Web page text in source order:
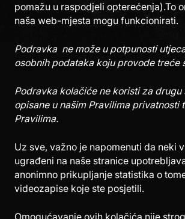
pomažu u raspodjeli opterećenja).To
naša web-mjesta mogu funkcionirati.
Podravka ne može u potpunosti
osobnih podataka koju provode treće
Podravka kolačiće ne koristi za drugu
opisane u našim Pravilima privatnosti
Pravilima.
Uz sve, važno je napomenuti da neki
ugrađeni na naše stranice
anonimno prikupljanje statistika o
videozapise koje ste posjetili.